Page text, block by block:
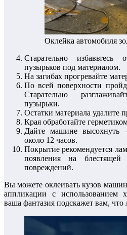
Оклейка автомобиля
Старательно
пузырьков под материалом.
На загибах прогревайте
По всей поверхности
Старательно
пузырьки.
Остатки материала удалите
Края обработайте
Дайте машине высохнуть
около 12 часов.
Покрытие рекомендуется
появления на
повреждений.
Вы можете оклеивать кузов
аппликации с использованием
ваша фантазия подскажет вам, что